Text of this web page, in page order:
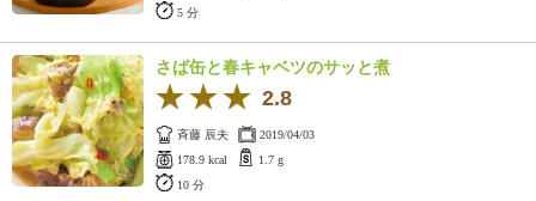
5 分
さば缶と春キャベツのサッと煮
2.8
斉藤 辰夫
2019/04/03
178.9 kcal
1.7 g
10 分